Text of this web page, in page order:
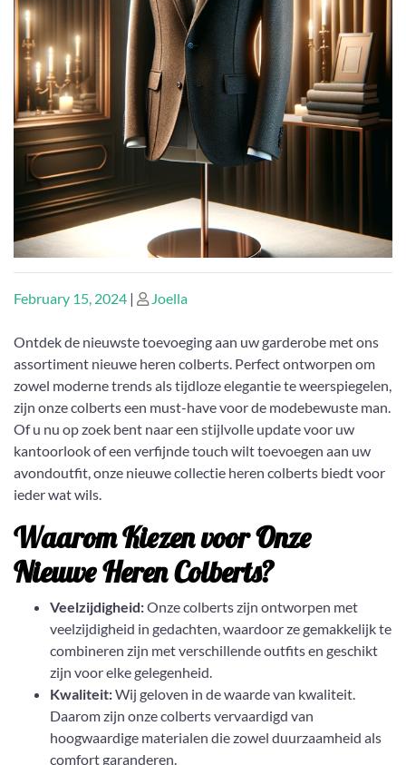
Posted
February 15, 2024 | Posted
Joella
Ontdek de nieuwste toevoeging aan uw garderobe met ons
assortiment nieuwe heren colberts. Perfect ontworpen om
zowel moderne trends als tijdloze elegantie te weerspiegelen,
zijn onze colberts een must-have voor de modebewuste man.
Of u nu op zoek bent naar een stijlvolle update voor uw
kantoorlook of een verfijnde touch wilt toevoegen aan uw
avondoutfit, onze nieuwe collectie heren colberts biedt voor
ieder wat wils.
Waarom Kiezen voor Onze
Nieuwe Heren Colberts?
Veelzijdigheid:Onze colberts zijn ontworpen met
veelzijdigheid in gedachten, waardoor ze gemakkelijk te
combineren zijn met verschillende outfits en geschikt
zijn voor elke gelegenheid.
Kwaliteit:Wij geloven in de waarde van kwaliteit.
Daarom zijn onze colberts vervaardigd van
hoogwaardige materialen die zowel duurzaamheid als
comfort garanderen.